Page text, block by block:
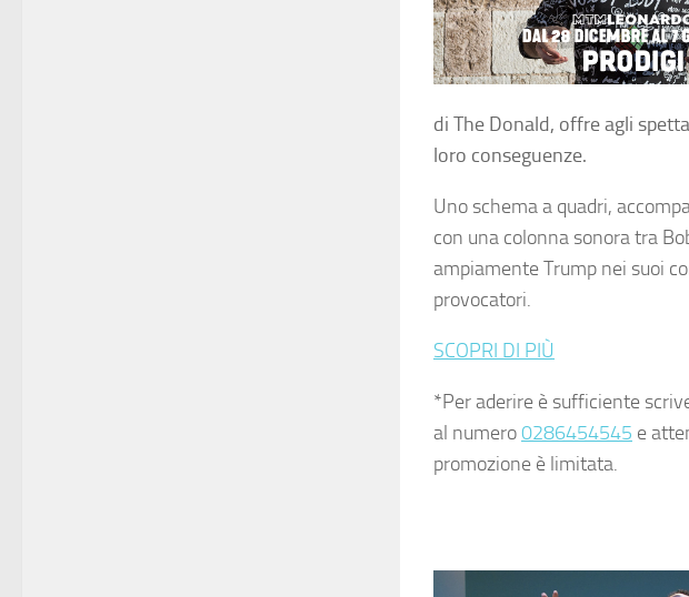
di The Donald, offre agli
loro conseguenze.
Uno schema a quadri,
con una colonna sonora tra
ampiamente Trump nei suoi
provocatori.
SCOPRI DI PIÙ
*Per aderire è sufficiente
al numero0286454545 e
promozione è limitata.